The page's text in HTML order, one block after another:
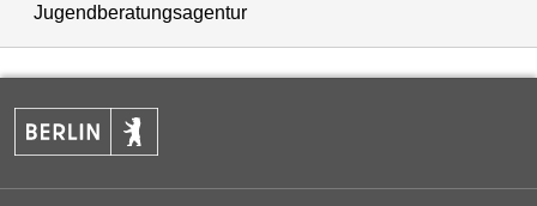
Jugendberatungsagentur